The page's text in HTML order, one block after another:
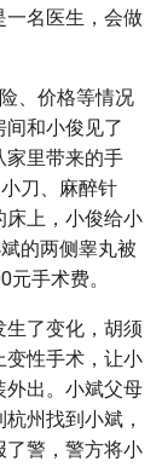
一名医生，会做
、价格等情况
和小俊见了
家里带来的手
刀、麻醉针
床上，小俊给小
的两侧睾丸被
手术费。
了变化，胡须
变性手术，让小
外出。小斌父母
州找到小斌，
了警，警方将小